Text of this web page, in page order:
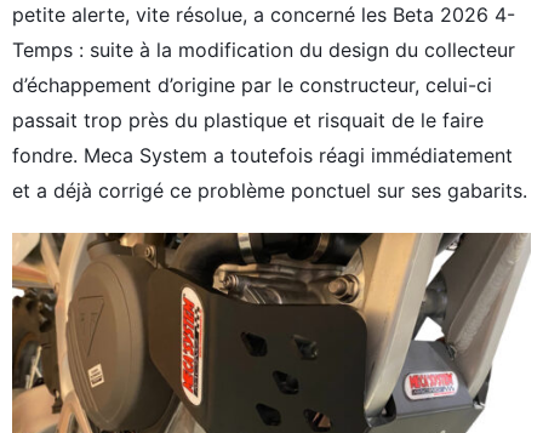
petite alerte, vite résolue, a concerné les Beta 2026 4-
Temps : suite à la modification du design du collecteur
d’échappement d’origine par le constructeur, celui-ci
passait trop près du plastique et risquait de le faire
fondre. Meca System a toutefois réagi immédiatement
et a déjà corrigé ce problème ponctuel sur ses gabarits.